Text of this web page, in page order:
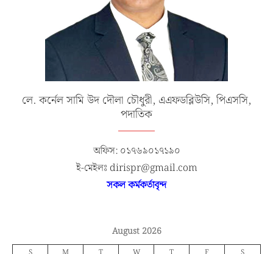
লে. কর্নেল সামি উদ দৌলা চৌধুরী, এএফডব্লিউসি, পিএসসি,
পদাতিক
অফিস: ০১৭৬৯০১৭১৯০
ই-মেইলঃ dirispr@gmail.com
সকল কর্মকর্তাবৃন্দ
August 2026